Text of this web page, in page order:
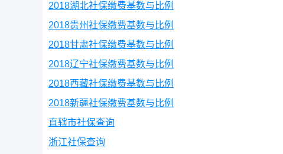
2018湖北社保缴费基数与比例
2018贵州社保缴费基数与比例
2018甘肃社保缴费基数与比例
2018辽宁社保缴费基数与比例
2018西藏社保缴费基数与比例
2018新疆社保缴费基数与比例
直辖市社保查询
浙江社保查询